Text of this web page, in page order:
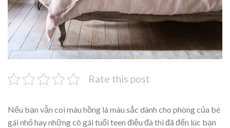
Rate this post
Nếu bạn vẫn coi màu hồng là màu sắc dành cho phòng của bé
gái nhỏ hay những cô gái tuổi teen điệu đà thì đã đến lúc bạn